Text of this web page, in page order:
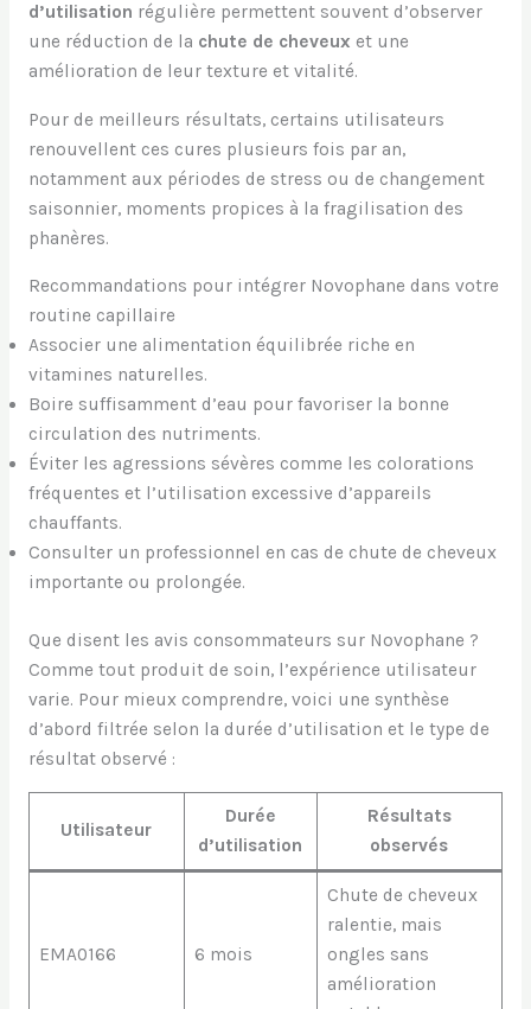
d’utilisation régulière permettent souvent d’observer
une réduction de la chute de cheveux et une
amélioration de leur texture et vitalité.
Pour de meilleurs résultats, certains utilisateurs
renouvellent ces cures plusieurs fois par an,
notamment aux périodes de stress ou de changement
saisonnier, moments propices à la fragilisation des
phanères.
Recommandations pour intégrer Novophane dans votre
routine capillaire
Associer une alimentation équilibrée riche en
vitamines naturelles.
Boire suffisamment d’eau pour favoriser la bonne
circulation des nutriments.
Éviter les agressions sévères comme les colorations
fréquentes et l’utilisation excessive d’appareils
chauffants.
Consulter un professionnel en cas de chute de cheveux
importante ou prolongée.
Que disent les avis consommateurs sur Novophane ?
Comme tout produit de soin, l’expérience utilisateur
varie. Pour mieux comprendre, voici une synthèse
d’abord filtrée selon la durée d’utilisation et le type de
résultat observé :
Utilisateur
Durée
d’utilisation
Résultats
observés
EMA0166 6 mois
Chute de cheveux
ralentie, mais
ongles sans
amélioration